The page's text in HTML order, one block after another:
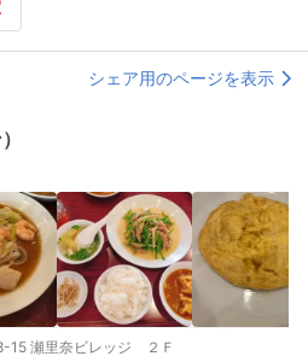
シェア用のページを表示
15 瀬里奈ビレッジ ２Ｆ